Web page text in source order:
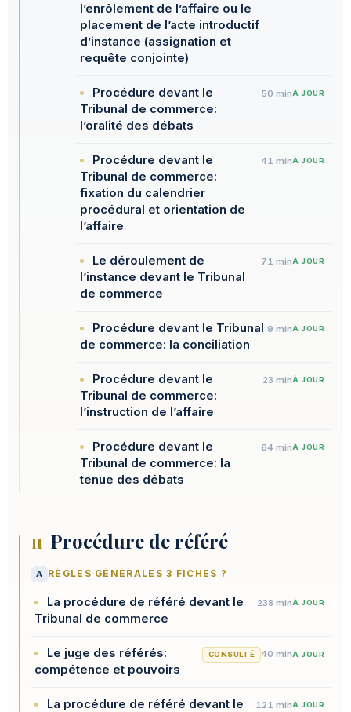
l’enrôlement de l’affaire ou le
placement de l’acte introductif
d’instance (assignation et
requête conjointe)
Procédure devant le
Tribunal de commerce:
l’oralité des débats
50 minÀ JOUR
Procédure devant le
Tribunal de commerce:
fixation du calendrier
procédural et orientation de
l’affaire
41 minÀ JOUR
Le déroulement de
l’instance devant le Tribunal
de commerce
71 minÀ JOUR
Procédure devant le Tribunal
de commerce: la conciliation
9 minÀ JOUR
Procédure devant le
Tribunal de commerce:
l’instruction de l’affaire
23 minÀ JOUR
Procédure devant le
Tribunal de commerce: la
tenue des débats
64 minÀ JOUR
II Procédure de référé
A RÈGLES GÉNÉRALES 3 FICHES ?
La procédure de référé devant le
Tribunal de commerce
238 minÀ JOUR
Le juge des référés:
compétence et pouvoirs
CONSULTÉ 40 minÀ JOUR
La procédure de référé devant le
121 minÀ JOUR